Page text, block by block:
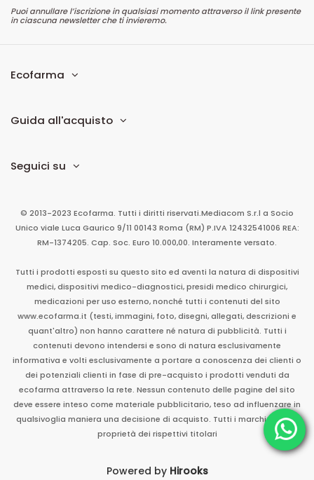
Puoi annullare l’iscrizione in qualsiasi momento attraverso il link presente
in ciascuna newsletter che ti invieremo.
Ecofarma
Guida all'acquisto
Seguici su
© 2013-2023 Ecofarma. Tutti i diritti riservati.Mediacom S.r.l a Socio
Unico viale Luca Gaurico 9/11 00143 Roma (RM) P.IVA 12432541006 REA:
RM-1374205. Cap. Soc. Euro 10.000,00. Interamente versato.
Tutti i prodotti esposti su questo sito ed aventi la natura di dispositivi
medici, dispositivi medico-diagnostici, presidi medico chirurgici,
medicazioni per uso esterno, nonché tutti i contenuti del sito
www.ecofarma.it (testi, immagini, foto, disegni, allegati, descrizioni e
quant'altro) non hanno carattere né natura di pubblicità. Tutti i
contenuti devono intendersi e sono di natura esclusivamente
informativa e volti esclusivamente a portare a conoscenza dei clienti o
dei potenziali clienti in fase di pre-acquisto i prodotti venduti da
ecofarma attraverso la rete. Nessun contenuto delle pagine del sito
deve essere inteso come materiale pubblicitario, teso ad influenzare in
qualsivoglia maniera una decisione di acquisto. Tutti i marchi sono di
proprietà dei rispettivi titolari
Powered by Hirooks